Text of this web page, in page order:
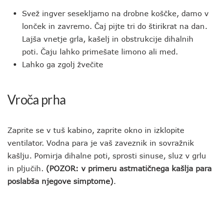
Svež ingver sesekljamo na drobne koščke, damo v
lonček in zavremo. Čaj pijte tri do štirikrat na dan.
Lajša vnetje grla, kašelj in obstrukcije dihalnih
poti. Čaju lahko primešate limono ali med.
Lahko ga zgolj žvečite
Vroča prha
Zaprite se v tuš kabino, zaprite okno in izklopite
ventilator. Vodna para je vaš zaveznik in sovražnik
kašlju. Pomirja dihalne poti, sprosti sinuse, sluz v grlu
in pljučih. (POZOR: v primeru astmatičnega kašlja para
poslabša njegove simptome).